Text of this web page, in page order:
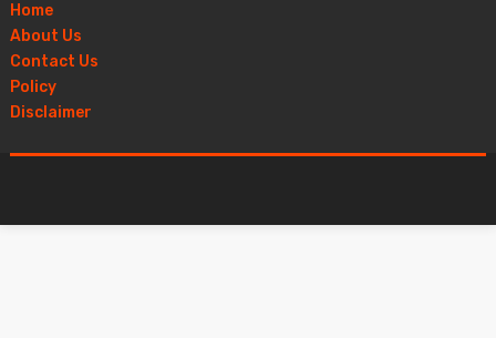
Home
About Us
Contact Us
Policy
Disclaimer